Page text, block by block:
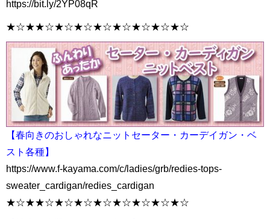
https://bit.ly/2YP08qR
★☆★★☆★☆★☆★☆★☆★☆★☆★☆
【春向きのおしゃれなニットセーター・カーデイガン・ベ
スト各種】
https://www.f-kayama.com/c/ladies/grb/redies-tops-
sweater_cardigan/redies_cardigan
★☆★★☆★☆★☆★☆★☆★☆★☆★☆